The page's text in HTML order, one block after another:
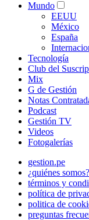
Mundo
EEUU
México
España
Tecnología
Club del
Mix
G de Gestión
Notas
Podcast
Gestión TV
Videos
Fotogalerías
gestion.pe
¿quiénes somos?
términos y
política de
politica de
preguntas